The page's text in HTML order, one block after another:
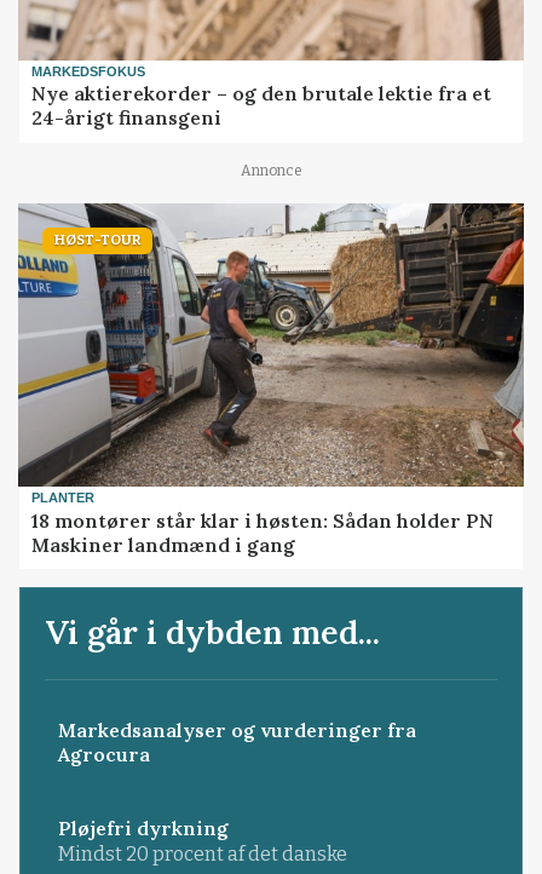
MARKEDSFOKUS
Nye aktierekorder – og den brutale lektie fra et
24-årigt finansgeni
Annonce
HØST-TOUR
PLANTER
18 montører står klar i høsten: Sådan holder PN
Maskiner landmænd i gang
Vi går i dybden med...
Markedsanalyser og vurderinger fra
Agrocura
Pløjefri dyrkning
Mindst 20 procent af det danske